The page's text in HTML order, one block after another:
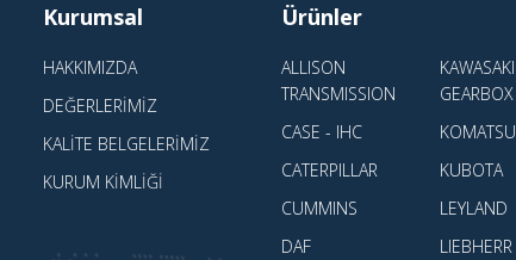
Kurumsal
HAKKIMIZDA
DEĞERLERIMIZ
KALITE BELGELERIMIZ
KURUM KIMLIĞI
Ürünler
ALLISON
TRANSMISSION
CASE - IHC
CATERPILLAR
CUMMINS
DAF
KAWASAKI
GEARBOX
KOMATSU
KUBOTA
LEYLAND
LIEBHERR